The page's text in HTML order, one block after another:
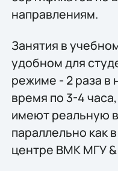
направлениям.
Занятия в
удобном для
режиме - 2 раза в
время по 3-4
имеют реальную
параллельно как
центре ВМК МГУ